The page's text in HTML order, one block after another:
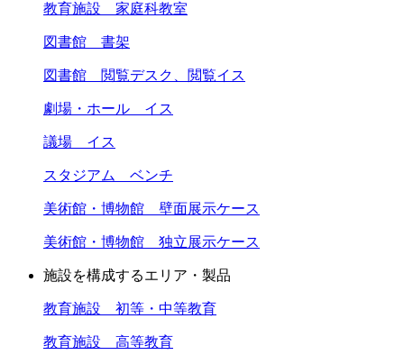
教育施設 家庭科教室
図書館 書架
図書館 閲覧デスク、閲覧イス
劇場・ホール イス
議場 イス
スタジアム ベンチ
美術館・博物館 壁面展示ケース
美術館・博物館 独立展示ケース
施設を構成するエリア・製品
教育施設 初等・中等教育
教育施設 高等教育